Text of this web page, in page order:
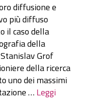
diffusione e
più diffuso
il caso della
della
Grof
della ricerca
uno dei massimi
…Leggi